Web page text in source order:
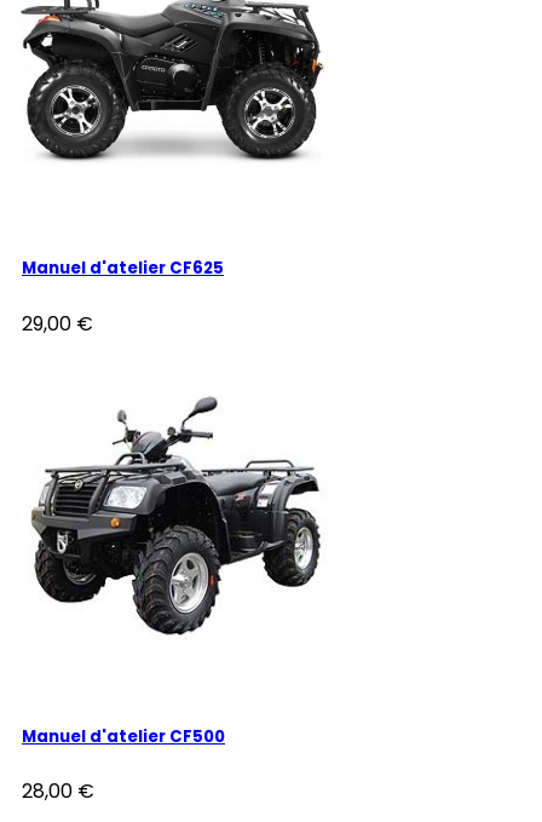
Manuel d'atelier CF625
29,00 €
Manuel d'atelier CF500
28,00 €